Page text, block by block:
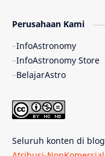
Enseladus
Indonesia
Olimpiade Sains Nasional
Bumi Super
Perusahaan Kami
InfoAstronomy
InfoAstronomy Store
BelajarAstro
Seluruh konten di